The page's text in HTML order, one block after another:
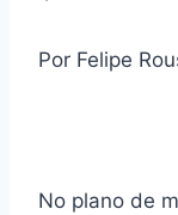
Por Felipe
No plano de